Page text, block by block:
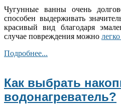
Чугунные ванны очень
способен выдерживать
красивый вид благодаря
случае повреждения можно
Подробнее...
Как выбрать
водонагреватель?